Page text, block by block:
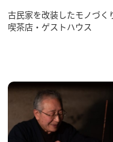
関連リンク
お問い合わせ
古民家を改装したモノづく
喫茶店・ゲストハウス